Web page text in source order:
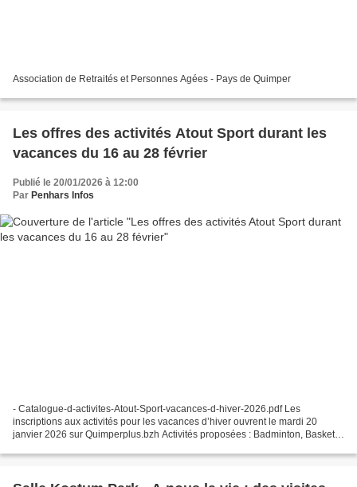
Association de Retraités et Personnes Agées - Pays de Quimper
Les offres des activités Atout Sport durant les
vacances du 16 au 28 février
Publié le 20/01/2026 à 12:00
Par Penhars Infos
- Catalogue-d-activites-Atout-Sport-vacances-d-hiver-2026.pdf Les
inscriptions aux activités pour les vacances d’hiver ouvrent le mardi 20
janvier 2026 sur Quimperplus.bzh Activités proposées : Badminton, Basket,